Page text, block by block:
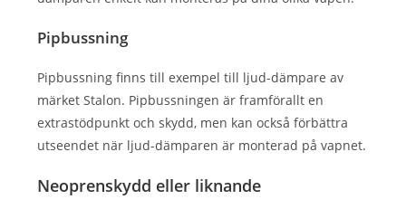
Pipbussning
Pipbussning finns till exempel till ljud-dämpare av
märket Stalon. Pipbussningen är framförallt en
extrastödpunkt och skydd, men kan också förbättra
utseendet när ljud-dämparen är monterad på vapnet.
Neoprenskydd eller liknande